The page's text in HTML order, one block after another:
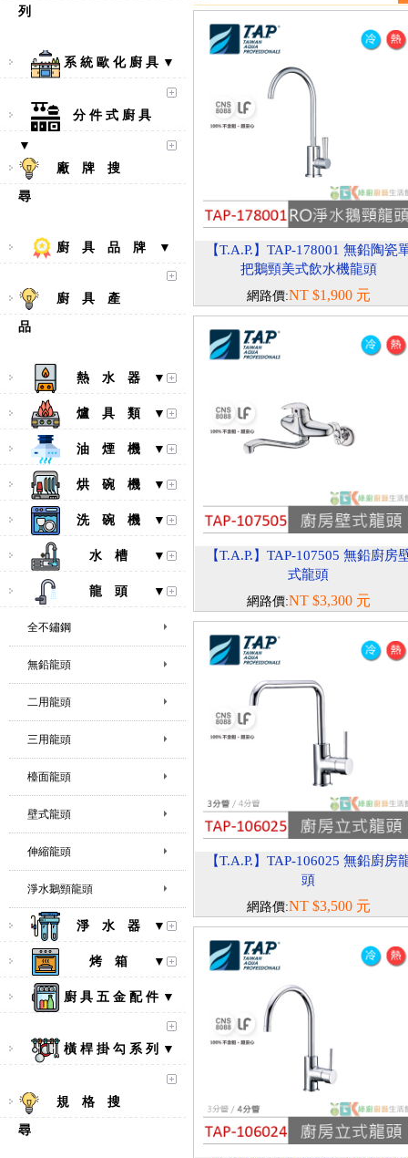
列
系 統 歐 化 廚 具 ▼
分 件 式 廚 具
▼
廠 牌 搜
尋
廚 具 品 牌 ▼
廚 具 產
品
熱 水 器 ▼
爐 具 類 ▼
油 煙 機 ▼
烘 碗 機 ▼
洗 碗 機 ▼
水 槽 ▼
龍 頭 ▼
全不鏽鋼
無鉛龍頭
二用龍頭
三用龍頭
檯面龍頭
壁式龍頭
伸縮龍頭
淨水鵝頸龍頭
淨 水 器 ▼
烤 箱 ▼
廚 具 五 金 配 件 ▼
橫 桿 掛 勾 系 列 ▼
規 格 搜
尋
【T.A.P.】TAP-178001 無鉛陶瓷
把鵝頸美式飲水機龍頭
網路價:NT $1,900 元
【T.A.P.】TAP-107505 無鉛廚房
式龍頭
網路價:NT $3,300 元
【T.A.P.】TAP-106025 無鉛廚房
頭
網路價:NT $3,500 元